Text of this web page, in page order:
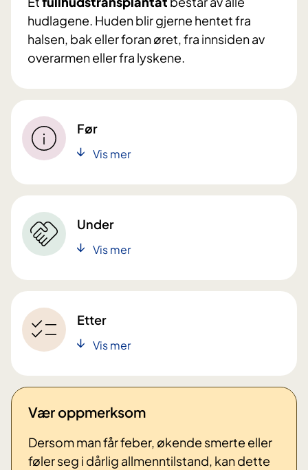
hudlagene. Huden blir gjerne hentet fra
halsen, bak eller foran øret, fra innsiden av
overarmen eller fra lyskene.
Før
Vis mer
Under
Vis mer
Etter
Vis mer
Vær oppmerksom
Dersom man får feber, økende smerte eller
føler seg i dårlig allmenntilstand, kan dette